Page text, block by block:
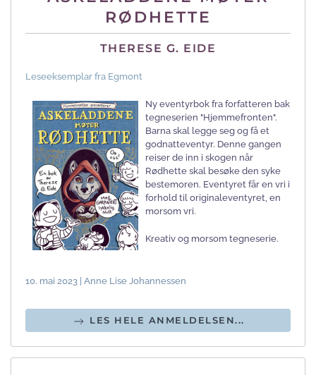
RØDHETTE
THERESE G. EIDE
Leseeksemplar fra Egmont
Ny eventyrbok fra forfatteren bak
tegneserien "Hjemmefronten".
Barna skal legge seg og få et
godnatteventyr. Denne gangen
reiser de inn i skogen når
Rødhette skal besøke den syke
bestemoren. Eventyret får en vri i
forhold til originaleventyret, en
morsom vri.
Kreativ og morsom tegneserie.
10. mai 2023 | Anne Lise Johannessen
LES HELE ANMELDELSEN...